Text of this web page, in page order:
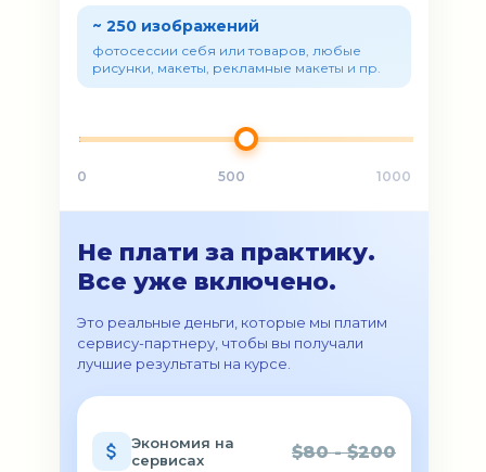
~ 250 изображений
фотосессии себя или товаров, любые
рисунки, макеты, рекламные макеты и пр.
0 500 1000
Не плати за практику.
Все уже включено.
Это реальные деньги, которые мы платим
сервису-партнеру, чтобы вы получали
лучшие результаты на курсе.
Экономия на
сервисах
$80 - $200